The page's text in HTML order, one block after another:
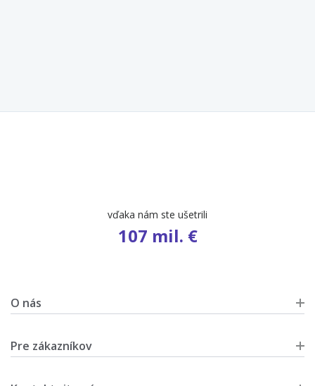
počet ponúk
9 486
O nás
Pre zákazníkov